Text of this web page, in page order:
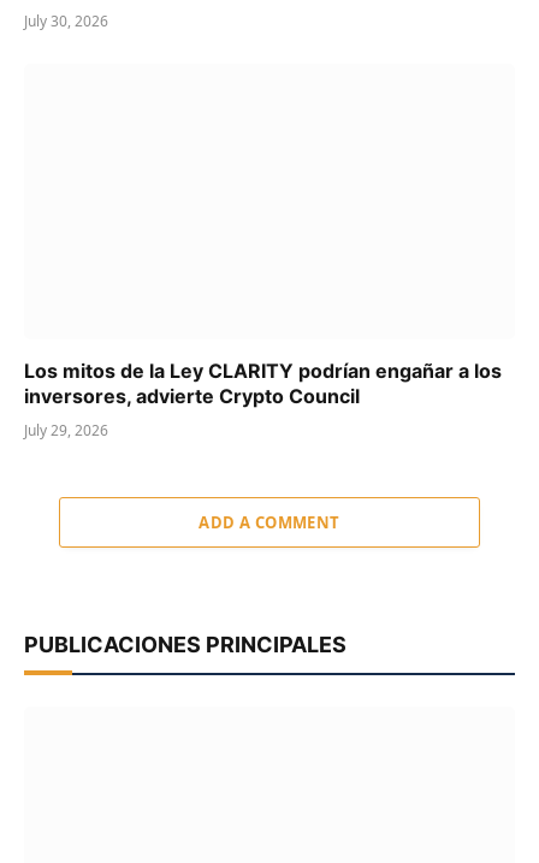
July 30, 2026
Los mitos de la Ley CLARITY podrían engañar a los
inversores, advierte Crypto Council
July 29, 2026
ADD A COMMENT
PUBLICACIONES PRINCIPALES